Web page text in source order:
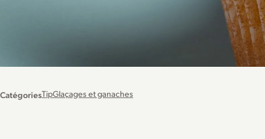
CatégoriesTipGlaçages et ganaches